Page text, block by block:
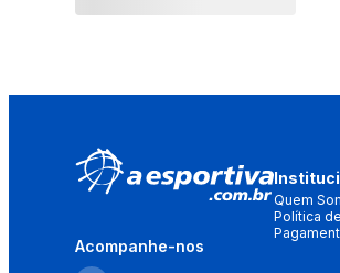
Acompanhe-nos
Quem
Política